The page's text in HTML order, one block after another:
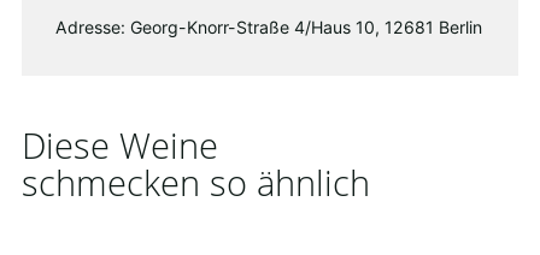
Adresse: Georg-Knorr-Straße 4/Haus 10, 12681 Berlin
Diese Weine
schmecken so ähnlich